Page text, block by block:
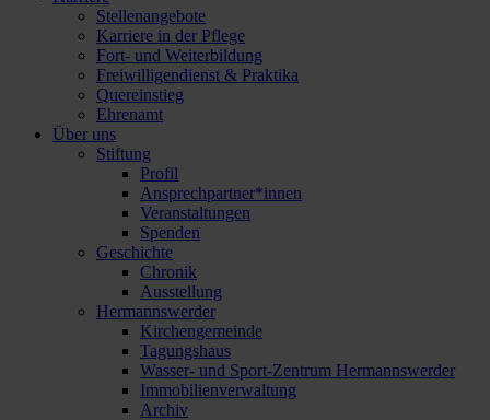
Stellenangebote
Karriere in der Pflege
Fort- und Weiterbildung
Freiwilligendienst & Praktika
Quereinstieg
Ehrenamt
Über uns
Stiftung
Profil
Ansprechpartner*innen
Veranstaltungen
Spenden
Geschichte
Chronik
Ausstellung
Hermannswerder
Kirchengemeinde
Tagungshaus
Wasser- und Sport-Zentrum Hermannswerder
Immobilienverwaltung
Archiv